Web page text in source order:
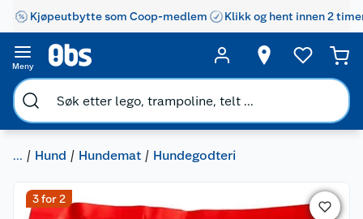
Kjøpeutbytte som Coop-medlem Klikk og hent innen 2
Meny
... Hund Hundemat Hundegodteri
3 for 2